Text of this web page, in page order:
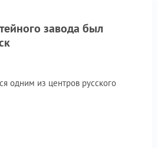
завода был
одним из центров русского